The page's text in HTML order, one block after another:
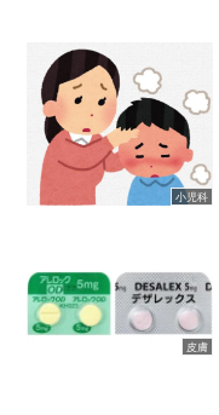
小児科
皮膚